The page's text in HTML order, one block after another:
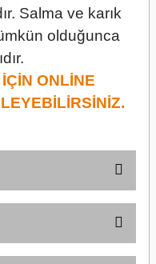
Salma ve karık
olduğunca
ONLİNE